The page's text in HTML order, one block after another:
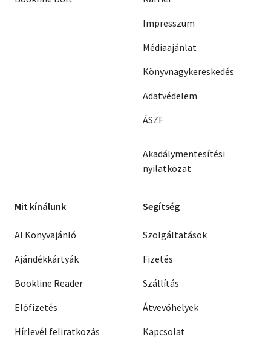
Impresszum
Médiaajánlat
Könyvnagykereskedés
Adatvédelem
ÁSZF
Akadálymentesítési
nyilatkozat
Mit kínálunk
AI Könyvajánló
Ajándékkártyák
Bookline Reader
Előfizetés
Hírlevél feliratkozás
Segítség
Szolgáltatások
Fizetés
Szállítás
Átvevőhelyek
Kapcsolat